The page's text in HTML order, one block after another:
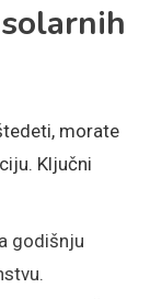
morate
Ključni
godišnju